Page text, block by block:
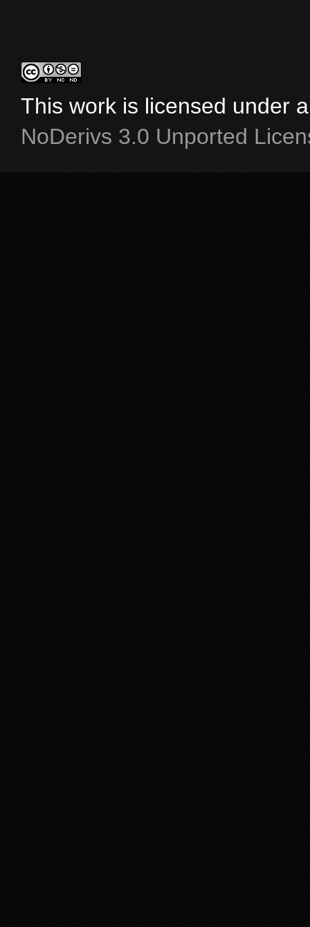
This work is licensed under
NoDerivs 3.0 Unported